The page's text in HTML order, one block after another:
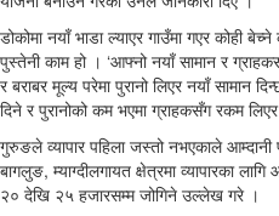
डोकोमा नयाँ भाडा ल्याएर गाउँमा गएर कोही
पुस्तेनी काम हो । ‘आफ्नो नयाँ सामान र
र बराबर मूल्य परेमा पुरानो लिएर नयाँ सामान
दिने र पुरानोको कम भएमा ग्राहकसँग रकम
गुरुङले व्यापार पहिला जस्तो नभएकाले
बागलुङ, म्याग्दीलगायत क्षेत्रमा व्यापारका
२० देखि २५ हजारसम्म जोगिने उल्लेख गरे ।